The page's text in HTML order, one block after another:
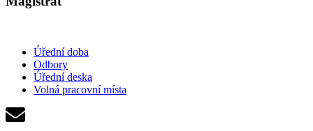
Úřední doba
Odbory
Úřední deska
Volná pracovní místa